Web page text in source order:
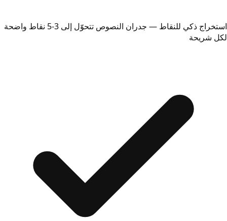
استخراج ذكي للنقاط — جدران النصوص تتحوّل إلى 3-5 نقاط واضحة
لكل شريحة